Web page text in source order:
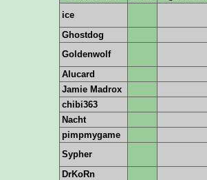
ice
Ghostdog
Goldenwolf
Alucard
Jamie Madrox
chibi363
Nacht
pimpmygame
Sypher
DrKoRn